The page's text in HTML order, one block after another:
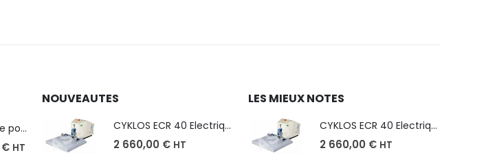
Taquoir en plastique pour Massicot
€ HT
NOUVEAUTES
CYKLOS ECR 40 Electrique - Format A3, plusieurs unités coupe
2 660,00 € HT
LES MIEUX NOTES
CYKLOS ECR 40 Electrique - Format A3, plusieurs unités coupe
2 660,00 € HT